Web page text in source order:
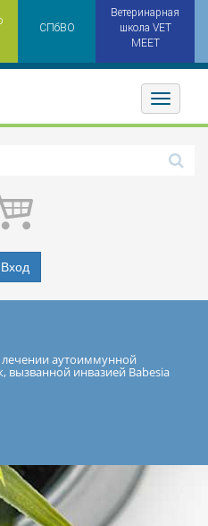
СПбВО
Ветеринарная
школа VET
MEET
Toggler
Вход
аутоиммунной
вызванной инвазией Babesia